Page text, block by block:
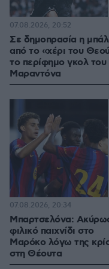
Σε δημοπρασία η
από το «χέρι του
το περίφημο γκολ του
Μαραντόνα
07.08.2026, 20:52
Μπαρτσελόνα:
φιλικό παιχνίδι στο
Μαρόκο λόγω της
στη Θέουτα
07.08.2026, 20:34